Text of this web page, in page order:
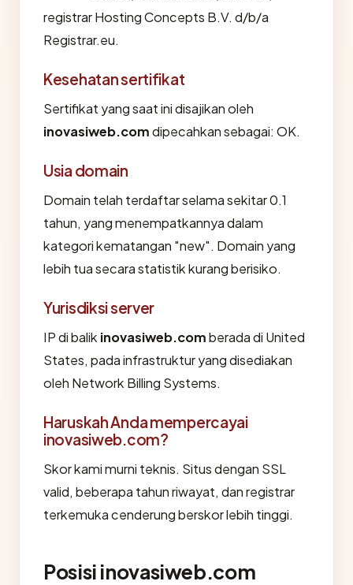
registrar Hosting Concepts B.V. d/b/a
Registrar.eu.
Kesehatan sertifikat
Sertifikat yang saat ini disajikan oleh
inovasiweb.comdipecahkan sebagai: OK.
Usia domain
Domain telah terdaftar selama sekitar 0.1
tahun, yang menempatkannya dalam
kategori kematangan "new". Domain yang
lebih tua secara statistik kurang berisiko.
Yurisdiksi server
IP di balik inovasiweb.comberada di United
States, pada infrastruktur yang disediakan
oleh Network Billing Systems.
Haruskah Anda mempercayai
inovasiweb.com?
Skor kami murni teknis. Situs dengan SSL
valid, beberapa tahun riwayat, dan registrar
terkemuka cenderung berskor lebih tinggi.
Posisi inovasiweb.com